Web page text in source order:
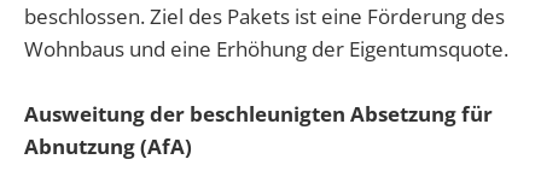
beschlossen. Ziel des Pakets ist eine Förderung des
Wohnbaus und eine Erhöhung der Eigentumsquote.
Ausweitung der beschleunigten Absetzung für
Abnutzung (AfA)